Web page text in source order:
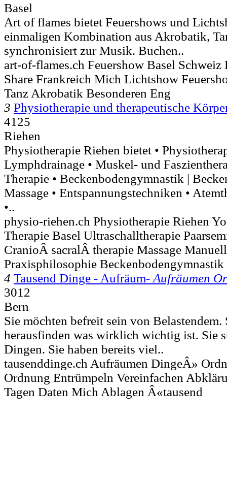
Basel
Art of flames bietet Feuershows und
einmaligen Kombination aus Akrobatik,
synchronisiert zur Musik. Buchen..
art-of-flames.ch Feuershow Basel Schweiz
Share Frankreich Mich Lichtshow
Tanz Akrobatik Besonderen Eng
3 Physiotherapie und therapeutische
4125
Riehen
Physiotherapie Riehen bietet •
Lymphdrainage • Muskel- und
Therapie • Beckenbodengymnastik |
Massage • Entspannungstechniken •
•..
physio-riehen.ch Physiotherapie Riehen
Therapie Basel Ultraschalltherapie
CranioÂ sacralÂ therapie Massage
Praxisphilosophie Beckenbodengymnastik
4 Tausend Dinge - Aufräum- Aufräumen
3012
Bern
Sie möchten befreit sein von
herausfinden was wirklich wichtig ist. Sie
Dingen. Sie haben bereits viel..
tausenddinge.ch Aufräumen DingeÂ»
Ordnung Entrümpeln Vereinfachen
Tagen Daten Mich Ablagen Â«tausend